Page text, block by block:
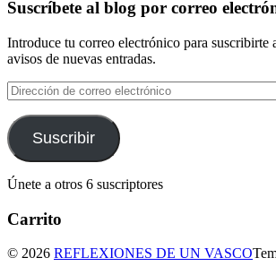
Suscríbete al blog por correo
Introduce tu correo electrónico para suscribirte
avisos de nuevas entradas.
Dirección
de
correo
electrónico
Suscribir
Únete a otros 6 suscriptores
Carrito
© 2026 REFLEXIONES DE UN VASCO